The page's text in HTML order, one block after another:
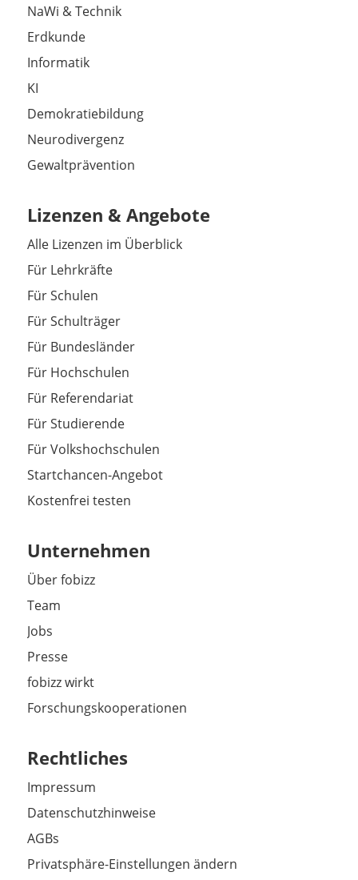
NaWi & Technik
Erdkunde
Informatik
KI
Demokratiebildung
Neurodivergenz
Gewaltprävention
Lizenzen & Angebote
Alle Lizenzen im Überblick
Für Lehrkräfte
Für Schulen
Für Schulträger
Für Bundesländer
Für Hochschulen
Für Referendariat
Für Studierende
Für Volkshochschulen
Startchancen-Angebot
Kostenfrei testen
Unternehmen
Über fobizz
Team
Jobs
Presse
fobizz wirkt
Forschungskooperationen
Rechtliches
Impressum
Datenschutzhinweise
AGBs
Privatsphäre-Einstellungen ändern